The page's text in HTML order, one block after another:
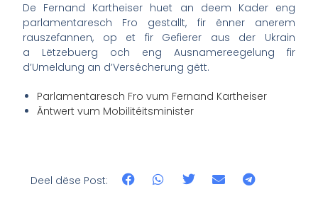
De Fernand Kartheiser huet an deem Kader eng
parlamentaresch Fro gestallt, fir ënner anerem
rauszefannen, op et fir Gefierer aus der Ukrain
a Lëtzebuerg och eng Ausnamereegelung fir
d’Umeldung an d’Versécherung gëtt.
Parlamentaresch Fro vum Fernand Kartheiser
Äntwert vum Mobilitéitsminister
Deel dëse Post: